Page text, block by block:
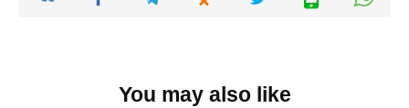
You may also like